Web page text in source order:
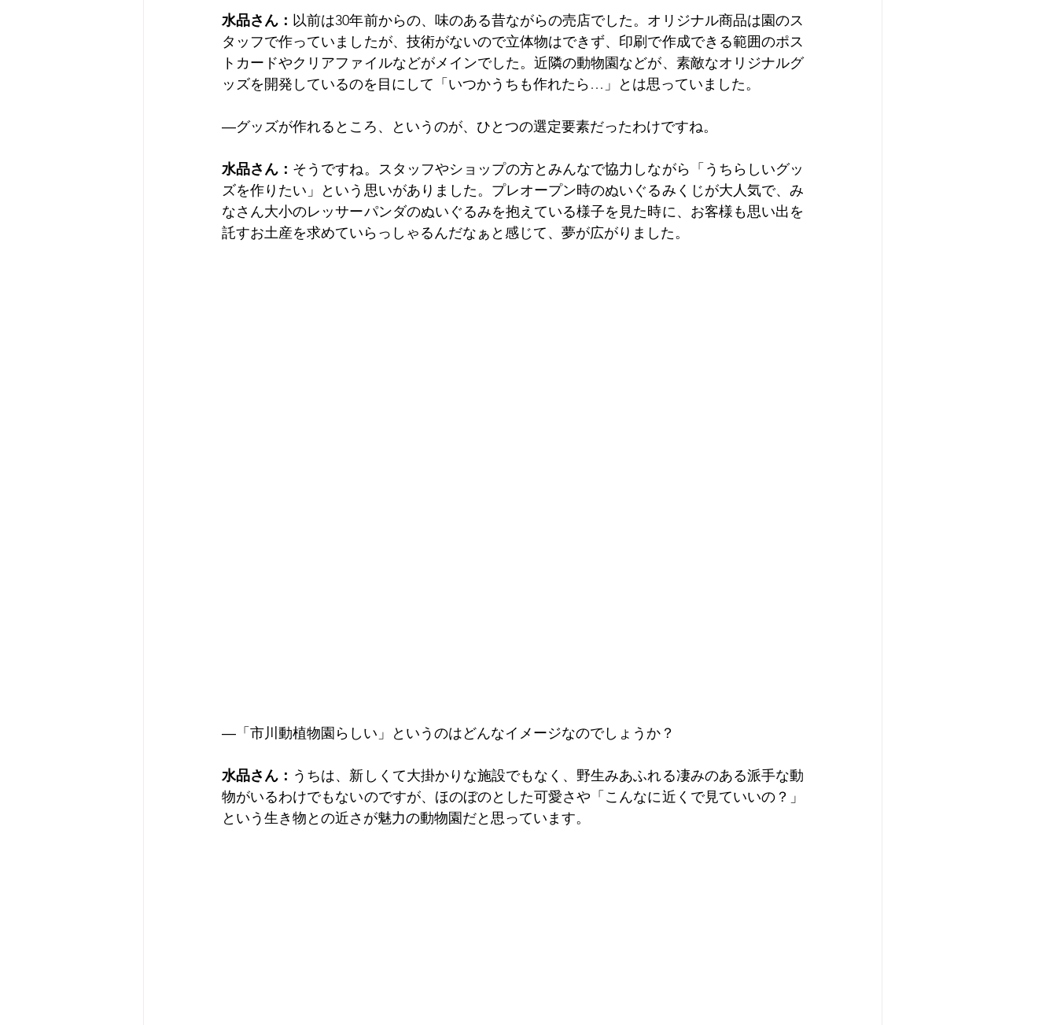
水品さん： 以前は30年前からの、味のある昔ながらの売店でした。オリジナル商品は園のス
タッフで作っていましたが、技術がないので立体物はできず、印刷で作成できる範囲のポス
トカードやクリアファイルなどがメインでした。近隣の動物園などが、素敵なオリジナルグ
ッズを開発しているのを目にして「いつかうちも作れたら…」とは思っていました。
―グッズが作れるところ、というのが、ひとつの選定要素だったわけですね。
水品さん： そうですね。スタッフやショップの方とみんなで協力しながら「うちらしいグッ
ズを作りたい」という思いがありました。プレオープン時のぬいぐるみくじが大人気で、み
なさん大小のレッサーパンダのぬいぐるみを抱えている様子を見た時に、お客様も思い出を
託すお土産を求めていらっしゃるんだなぁと感じて、夢が広がりました。
―「市川動植物園らしい」というのはどんなイメージなのでしょうか？
水品さん： うちは、新しくて大掛かりな施設でもなく、野生みあふれる凄みのある派手な動
物がいるわけでもないのですが、ほのぼのとした可愛さや「こんなに近くで見ていいの？」
という生き物との近さが魅力の動物園だと思っています。